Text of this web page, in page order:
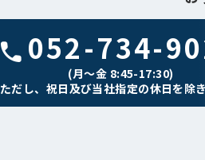
052-734-
(月〜金 8:45-17:30)
ただし、祝日及び当社指定の休日を除き